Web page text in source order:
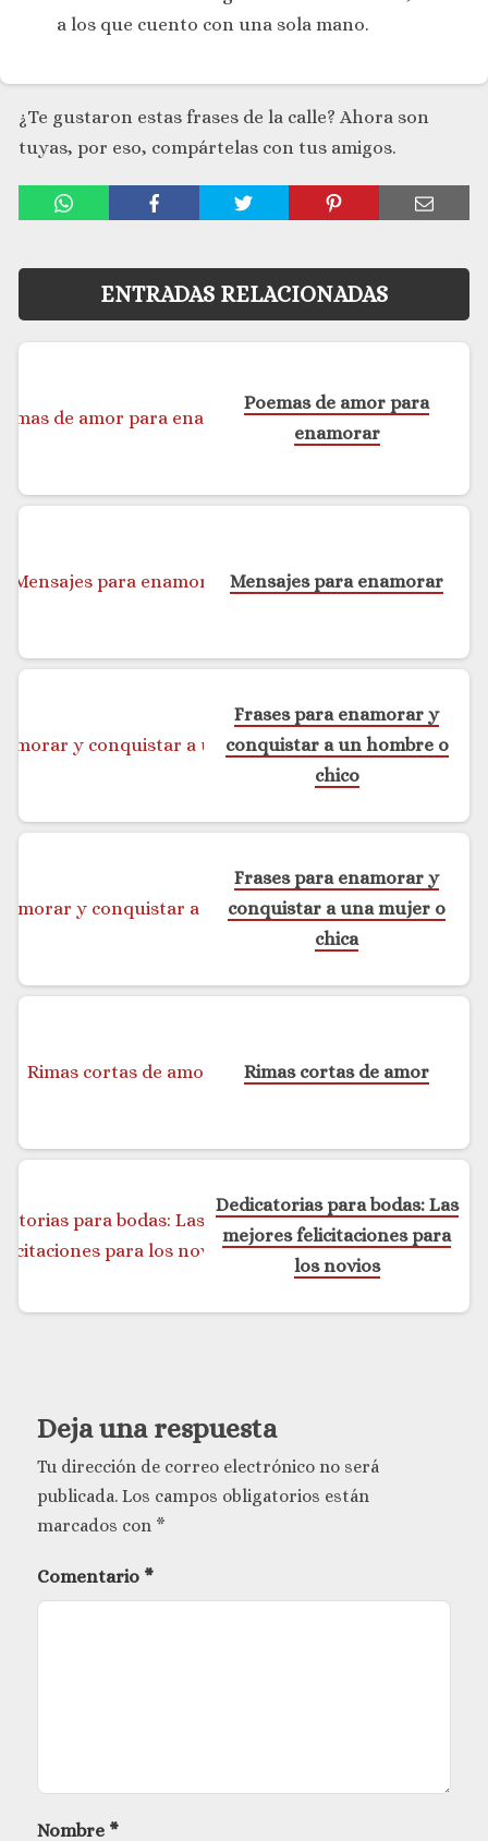
a los que cuento con una sola mano.
¿Te gustaron estas frases de la calle? Ahora son
tuyas, por eso, compártelas con tus amigos.
ENTRADAS RELACIONADAS
Poemas de amor para
enamorar
Mensajes para enamorar
Frases para enamorar y
conquistar a un hombre o
chico
Frases para enamorar y
conquistar a una mujer o
chica
Rimas cortas de amor
Dedicatorias para bodas: Las
mejores felicitaciones para
los novios
Deja una respuesta
Tu dirección de correo electrónico no será
publicada. Los campos obligatorios están
marcados con *
Comentario *
Nombre *